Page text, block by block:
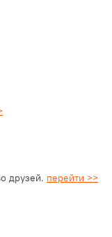
друзей. перейти >>